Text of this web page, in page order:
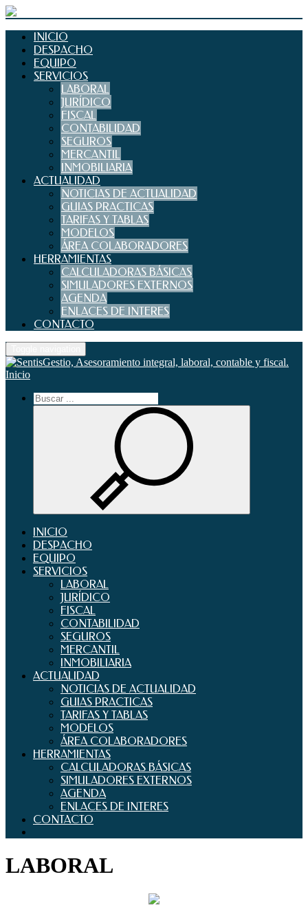
INICIO
DESPACHO
EQUIPO
SERVICIOS
LABORAL
JURÍDICO
FISCAL
CONTABILIDAD
SEGUROS
MERCANTIL
INMOBILIARIA
ACTUALIDAD
NOTICIAS DE ACTUALIDAD
GUIAS PRACTICAS
TARIFAS Y TABLAS
MODELOS
ÁREA COLABORADORES
HERRAMIENTAS
CALCULADORAS BÁSICAS
SIMULADORES EXTERNOS
AGENDA
ENLACES DE INTERES
CONTACTO
Inicio
INICIO
DESPACHO
EQUIPO
SERVICIOS
LABORAL
JURÍDICO
FISCAL
CONTABILIDAD
SEGUROS
MERCANTIL
INMOBILIARIA
ACTUALIDAD
NOTICIAS DE ACTUALIDAD
GUIAS PRACTICAS
TARIFAS Y TABLAS
MODELOS
ÁREA COLABORADORES
HERRAMIENTAS
CALCULADORAS BÁSICAS
SIMULADORES EXTERNOS
AGENDA
ENLACES DE INTERES
CONTACTO
LABORAL